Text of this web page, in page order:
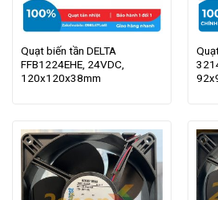
Quạt biến tần DELTA
FFB1224EHE, 24VDC,
120x120x38mm